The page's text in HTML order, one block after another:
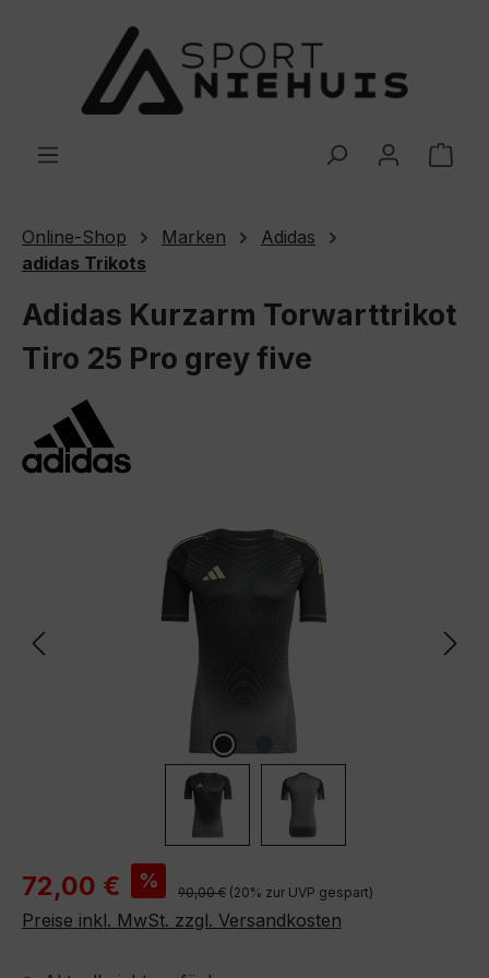
Zum Hauptinhalt springen
Online-Shop Marken
Adidas
adidas Trikots
Adidas Kurzarm Torwarttrikot
Tiro 25 Pro grey five
Bildergalerie überspringen
Verkaufspreis:
72,00 € % Regulärer Preis:
90,00 € (20% zur UVP gespart)
Preise inkl. MwSt. zzgl. Versandkosten